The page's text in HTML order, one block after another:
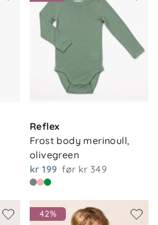
Reflex
Frost body merinoull,
olivegreen
kr 199 før kr 349
42%